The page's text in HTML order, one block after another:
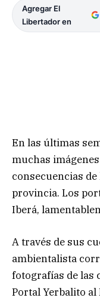
Agregar El
Libertador en
En las últimas
muchas
consecuencias
provincia. Los
Iberá,
A través de sus
ambientalista
fotografías de las
Portal Yerbalito